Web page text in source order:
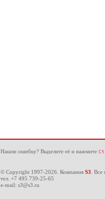
Нашли ошибку? Выделите её и нажмите
© Copyright 1997-2026. Компания S3 .
тел. +7 495 739-25-65
e-mail: s3@s3.ru